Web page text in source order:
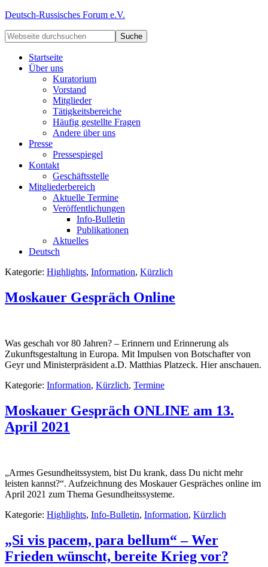
Deutsch-Russisches Forum e.V.
Startseite
Über uns
Kuratorium
Vorstand
Mitglieder
Tätigkeitsbereiche
Häufig gestellte Fragen
Andere über uns
Presse
Pressespiegel
Kontakt
Geschäftsstelle
Mitgliederbereich
Aktuelle Termine
Veröffentlichungen
Info-Bulletin
Publikationen
Aktuelles
Deutsch
Kategorie: Highlights, Information, Kürzlich
Moskauer Gespräch Online
Was geschah vor 80 Jahren? – Erinnern und Erinnerung als
Zukunftsgestaltung in Europa. Mit Impulsen von Botschafter von
Geyr und Ministerpräsident a.D. Matthias Platzeck. Hier anschauen.
Kategorie: Information, Kürzlich, Termine
Moskauer Gespräch ONLINE am 13.
April 2021
„Armes Gesundheitssystem, bist Du krank, dass Du nicht mehr
leisten kannst?“. Aufzeichnung des Moskauer Gespräches online im
April 2021 zum Thema Gesundheitssysteme.
Kategorie: Highlights, Info-Bulletin, Information, Kürzlich
„Si vis pacem, para bellum“ – Wer
Frieden wünscht, bereite Krieg vor?